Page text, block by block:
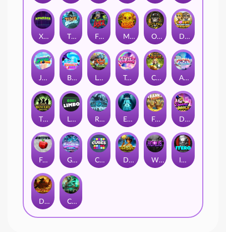
Xpander Time Spinners Fire My Laser Mighty Masks Outlasw Inc Donut Division
Joker Bombs BOUNCY BOMBS Le Viking Tasty Treats Cash Quest Alpha Eagle
The Bowery Boys Limbo Rise of Ymir Evil Eyes Frank's Farm DONNY DOUGH
Frutz Gronk's Gems Cubes Dawn of Kings Wings of Horus ITERO
Duel at Dawn Cursed Crypt